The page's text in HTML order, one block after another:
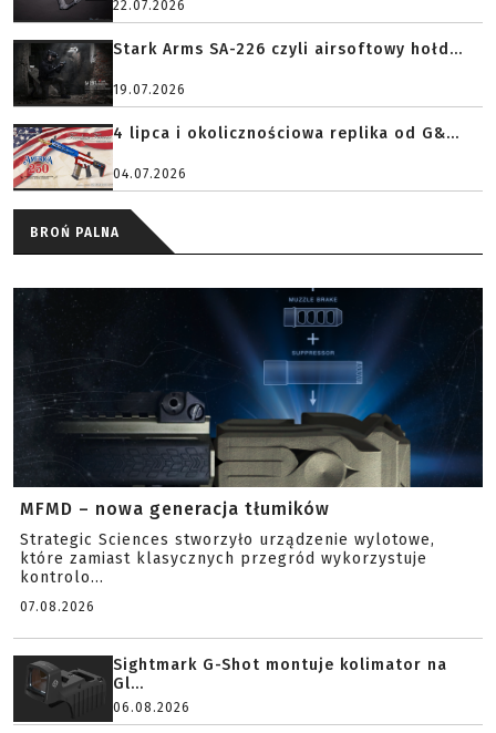
22.07.2026
Stark Arms SA-226 czyli airsoftowy hołd...
19.07.2026
4 lipca i okolicznościowa replika od G&...
04.07.2026
BROŃ PALNA
MFMD – nowa generacja tłumików
Strategic Sciences stworzyło urządzenie wylotowe,
które zamiast klasycznych przegród wykorzystuje
kontrolo...
07.08.2026
Sightmark G-Shot montuje kolimator na
Gl...
06.08.2026